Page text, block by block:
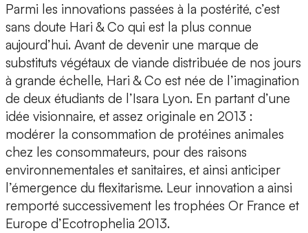
Parmi les innovations passées à la postérité, c’est
sans doute Hari & Co qui est la plus connue
aujourd’hui. Avant de devenir une marque de
substituts végétaux de viande distribuée de nos jours
à grande échelle, Hari & Co est née de l’imagination
de deux étudiants de l’Isara Lyon. En partant d’une
idée visionnaire, et assez originale en 2013 :
modérer la consommation de protéines animales
chez les consommateurs, pour des raisons
environnementales et sanitaires, et ainsi anticiper
l’émergence du flexitarisme. Leur innovation a ainsi
remporté successivement les trophées Or France et
Europe d’Ecotrophelia 2013.